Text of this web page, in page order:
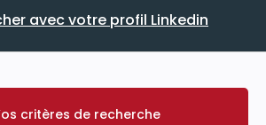
Rechercher avec votre
avec votre profil Linkedin
critères de recherche